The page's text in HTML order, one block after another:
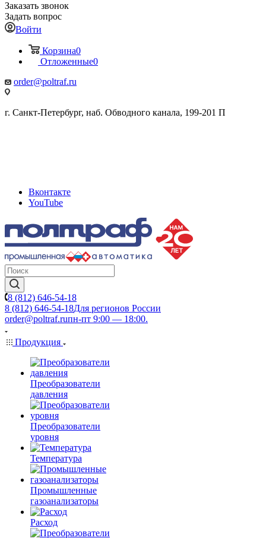
Заказать звонок
Задать вопрос
Войти
Корзина0
Отложенные0
order@poltraf.ru
г. Санкт-Петербург, наб. Обводного канала, 199-201 П
Вконтакте
YouTube
8 (812) 646-54-18
8 (812) 646-54-18Для регионов России
order@poltraf.ruпн-пт 9:00 — 18:00.
Продукция
Преобразователи
давления
Преобразователи
уровня
Температура
Промышленные
газоанализаторы
Расход